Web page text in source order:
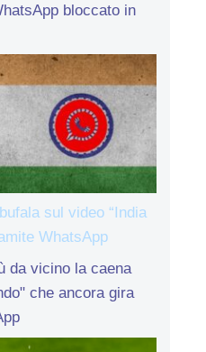
bloccato in
sul video “India
WhatsApp
da vicino la caena
che ancora gira